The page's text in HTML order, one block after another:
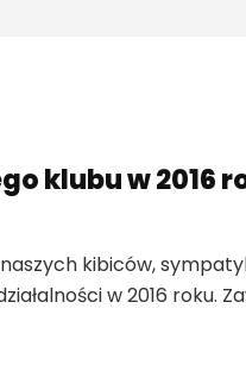
klubu w 2016
kibiców,
w 2016 roku.